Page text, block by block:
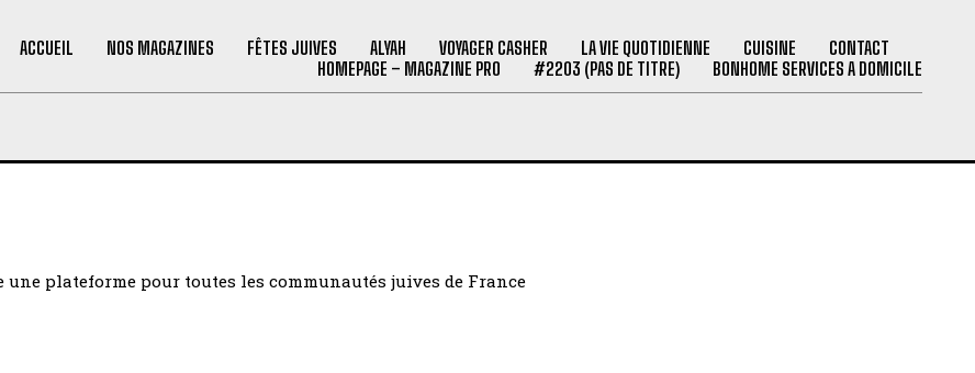
ACCUEIL NOS MAGAZINES FÊTES JUIVES ALYAH VOYAGER CASHER LA VIE QUOTIDIENNE CUISINE
CONTACT
HOMEPAGE – MAGAZINE PRO
#2203 (PAS DE TITRE) BONHOME SERVICES A DOMICILE
plateforme pour toutes les communautés juives de France